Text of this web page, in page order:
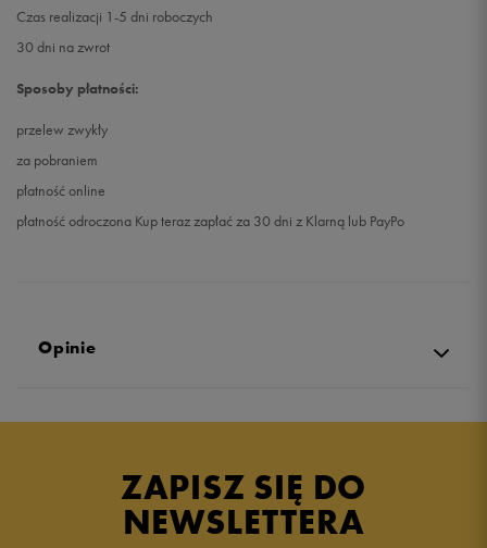
Czas realizacji 1-5 dni roboczych
30 dni na zwrot
Sposoby płatności:
przelew zwykły
za pobraniem
płatność online
płatność odroczona Kup teraz zapłać za 30 dni z Klarną lub PayPo
Opinie
ZAPISZ SIĘ DO
NEWSLETTERA